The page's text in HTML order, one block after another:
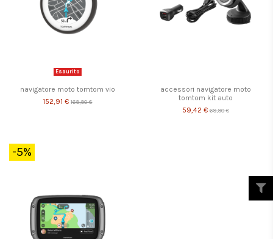
Esaurito
navigatore moto tomtom vio
152,91 € 169,90 €
accessori navigatore moto
tomtom kit auto
59,42 € 69,90 €
-5%